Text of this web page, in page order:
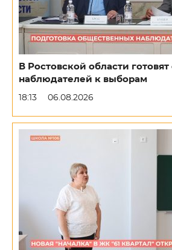
В Ростовской области
наблюдателей к выборам
18:13 06.08.2026